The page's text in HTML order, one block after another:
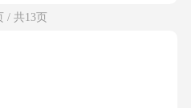
/ 共13页